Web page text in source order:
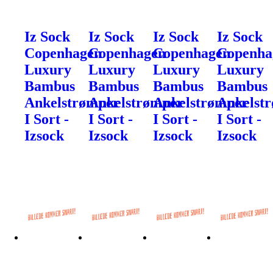
Iz Sock
Copenhagen
Luxury
Bambus
Ankelstrømper
I Sort -
Izsock
Iz Sock
Copenhagen
Luxury
Bambus
Ankelstrømper
I Sort -
Izsock
Iz Sock
Copenhagen
Luxury
Bambus
Ankelstrømper
I Sort -
Izsock
Iz Sock
Luxury
Bambus
I Sort -
Izsock